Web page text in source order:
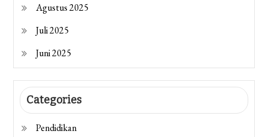
Agustus 2025
Juli 2025
Juni 2025
Categories
Pendidikan